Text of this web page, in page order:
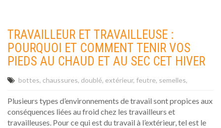
TRAVAILLEUR ET TRAVAILLEUSE :
POURQUOI ET COMMENT TENIR VOS
PIEDS AU CHAUD ET AU SEC CET HIVER
bottes chaussures doublé extérieur feutre semelles
Plusieurs types d’environnements de travail sont propices aux
conséquences liées au froid chez les travailleurs et
travailleuses. Pour ce qui est du travail à l’extérieur, tel est le